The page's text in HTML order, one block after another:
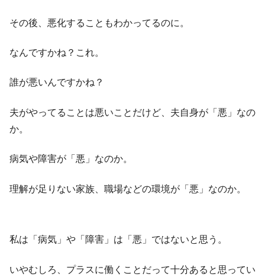
その後、悪化することもわかってるのに。
なんですかね？これ。
誰が悪いんですかね？
夫がやってることは悪いことだけど、夫自身が「悪」なの
か。
病気や障害が「悪」なのか。
理解が足りない家族、職場などの環境が「悪」なのか。
私は「病気」や「障害」は「悪」ではないと思う。
いやむしろ、プラスに働くことだって十分あると思ってい